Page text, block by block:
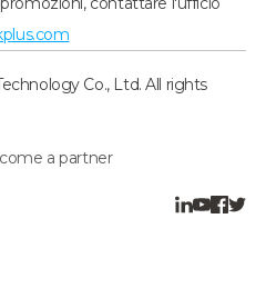
Co., Ltd. All rights
a partner